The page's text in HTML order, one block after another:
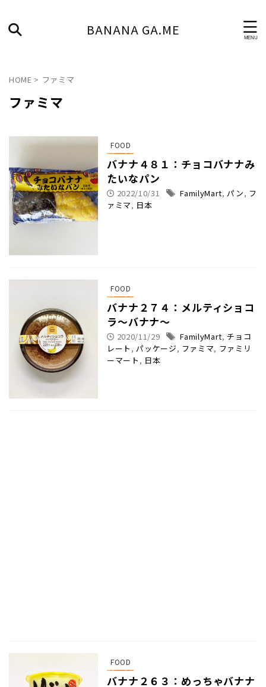
BANANA GA.ME
HOME > ファミマ
ファミマ
FOOD
バナナ４８１：チョコバナナみ
たいなパン
2022/10/31 FamilyMart,パン, フ
ァミマ, 日本
FOOD
バナナ２７４：メルティショコ
ラ〜バナナ〜
2020/11/29 FamilyMart, チョコ
レート ,パッケージ, ファミマ, ファミリ
ーマート , 日本
FOOD
バナナ２６３：めっちゃバナナ